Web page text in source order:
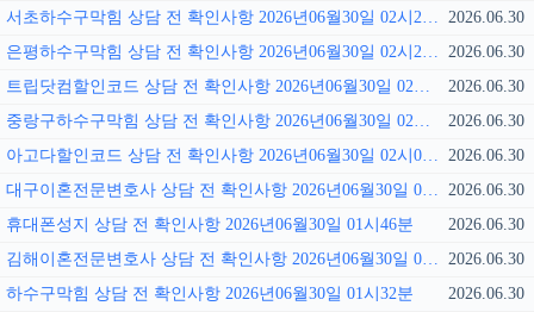
서초하수구막힘 상담 전 확인사항 2026년06월30일 02시29분 2026.06.30
은평하수구막힘 상담 전 확인사항 2026년06월30일 02시21분 2026.06.30
트립닷컴할인코드 상담 전 확인사항 2026년06월30일 02시14분
2026.06.30
중랑구하수구막힘 상담 전 확인사항 2026년06월30일 02시07분
2026.06.30
아고다할인코드 상담 전 확인사항 2026년06월30일 02시01분 2026.06.30
대구이혼전문변호사 상담 전 확인사항 2026년06월30일 01시55분 2026.06.30
휴대폰성지 상담 전 확인사항 2026년06월30일 01시46분
2026.06.30
김해이혼전문변호사 상담 전 확인사항 2026년06월30일 01시40분 2026.06.30
하수구막힘 상담 전 확인사항 2026년06월30일 01시32분
2026.06.30